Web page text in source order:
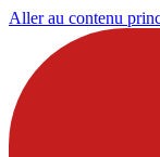
Aller au contenu